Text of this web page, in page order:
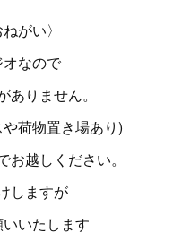
がい〉
なので
りません。
荷物置き場あり)
越しください。
しますが
いたします